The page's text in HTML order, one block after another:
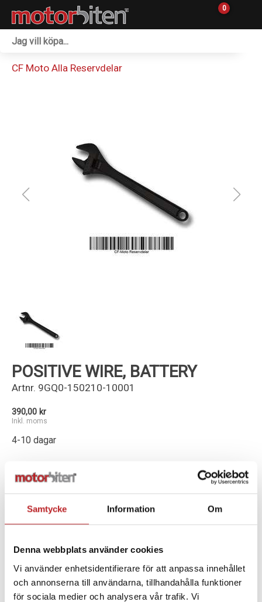
Samtycke Information Om
Denna webbplats använder cookies
Vi använder enhetsidentifierare för att anpassa innehållet
och annonserna till användarna, tillhandahålla funktioner
för sociala medier och analysera vår trafik. Vi
0
Reservdelar
Sprängskisser
CF Moto Alla Reservdelar
POSITIVE WIRE, BATTERY
Artnr. 9GQ0-150210-10001
390,00 kr
Inkl. moms
4-10 dagar
- +
SPECIFIKATION